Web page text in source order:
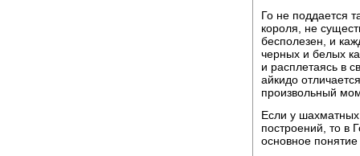
Го не поддается
короля, не
бесполезен, и
черных и белых
и расплетаясь в
айкидо
произвольный
Если у
построений, то в
основное